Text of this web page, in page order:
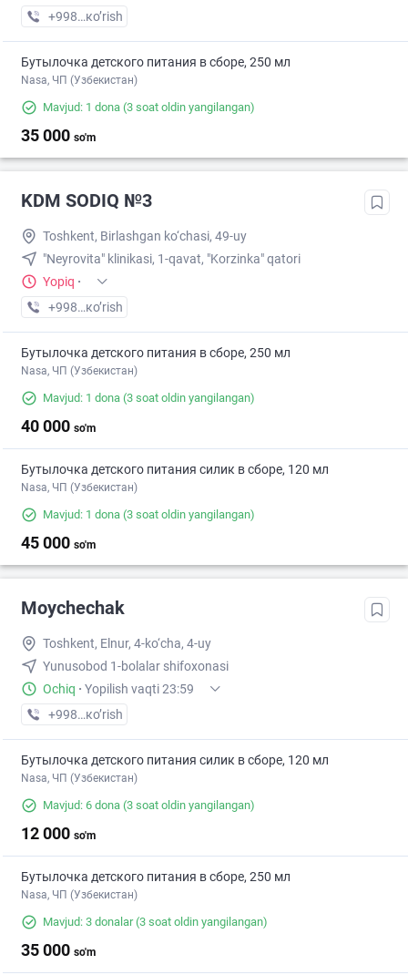
+998 (71) XXX-XX-XX
кo’rish
Бутылочка детского питания в сборе, 250 мл
Nasa, ЧП (Узбекистан)
Mavjud: 1 dona (3 soat oldin yangilangan)
35 000 so'm
KDM SODIQ №3
Toshkent, Birlashgan ko‘chasi, 49-uy
"Neyrovita" klinikasi, 1-qavat, "Korzinka" qatori
Yopiq ·
+998 (55) XXX-XX-XX
кo’rish
Бутылочка детского питания в сборе, 250 мл
Nasa, ЧП (Узбекистан)
Mavjud: 1 dona (3 soat oldin yangilangan)
40 000 so'm
Бутылочка детского питания силик в сборе, 120 мл
Nasa, ЧП (Узбекистан)
Mavjud: 1 dona (3 soat oldin yangilangan)
45 000 so'm
Moychechak
Toshkent, Elnur, 4-ko‘cha, 4-uy
Yunusobod 1-bolalar shifoxonasi
Ochiq · Yopilish vaqti 23:59
+998 (71) XXX-XX-XX
кo’rish
Бутылочка детского питания силик в сборе, 120 мл
Nasa, ЧП (Узбекистан)
Mavjud: 6 dona (3 soat oldin yangilangan)
12 000 so'm
Бутылочка детского питания в сборе, 250 мл
Nasa, ЧП (Узбекистан)
Mavjud: 3 donalar(3 soat oldin yangilangan)
35 000 so'm